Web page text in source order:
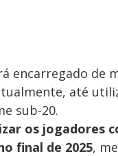
encarregado de
até
sub-20.
os jogadores
final de 2025,